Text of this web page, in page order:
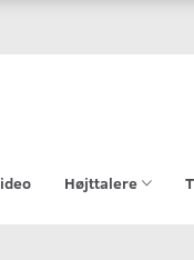
Højttalere